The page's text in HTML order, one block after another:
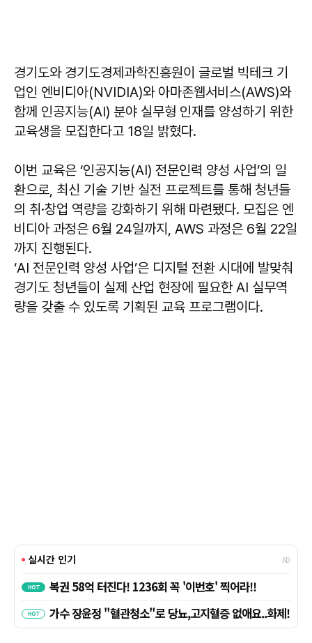
경기도와 경기도경제과학진흥원이 글로벌 빅테크 기
업인 엔비디아(NVIDIA)와 아마존웹서비스(AWS)와
함께 인공지능(AI) 분야 실무형 인재를 양성하기 위한
교육생을 모집한다고 18일 밝혔다.
이번 교육은 ‘인공지능(AI) 전문인력 양성 사업’의 일
환으로, 최신 기술 기반 실전 프로젝트를 통해 청년들
의 취·창업 역량을 강화하기 위해 마련됐다. 모집은 엔
비디아 과정은 6월 24일까지, AWS 과정은 6월 22일
까지 진행된다.
‘AI 전문인력 양성 사업’은 디지털 전환 시대에 발맞춰
경기도 청년들이 실제 산업 현장에 필요한 AI 실무역
량을 갖출 수 있도록 기획된 교육 프로그램이다.